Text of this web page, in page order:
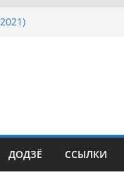
ДОДЗЁ ССЫЛКИ